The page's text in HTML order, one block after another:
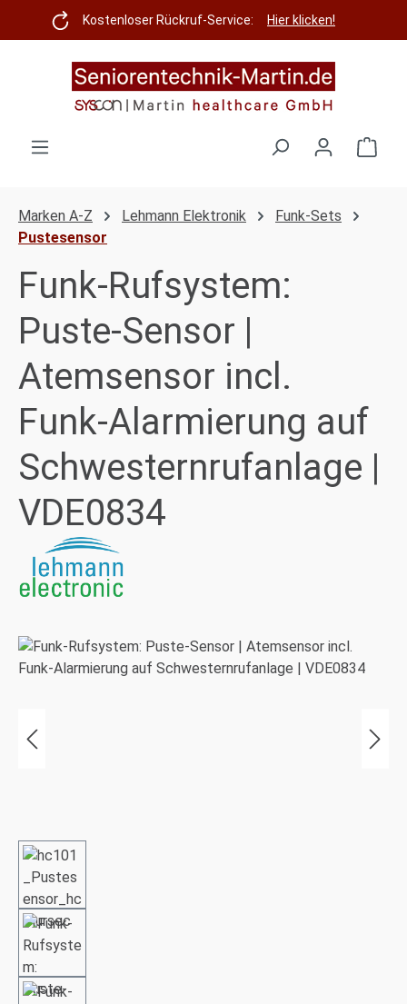
Zum Hauptinhalt springen
Kostenloser Rückruf-Service: Hier klicken!
Marken A-Z Lehmann Elektronik
Funk-Sets
Pustesensor
Funk-Rufsystem:
Puste-Sensor |
Atemsensor incl.
Funk-Alarmierung auf
Schwesternrufanlage |
VDE0834
Bildergalerie überspringen